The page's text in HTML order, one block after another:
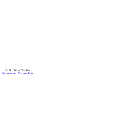
© Dr. Peter Tauber
Impressum| Datenschutz